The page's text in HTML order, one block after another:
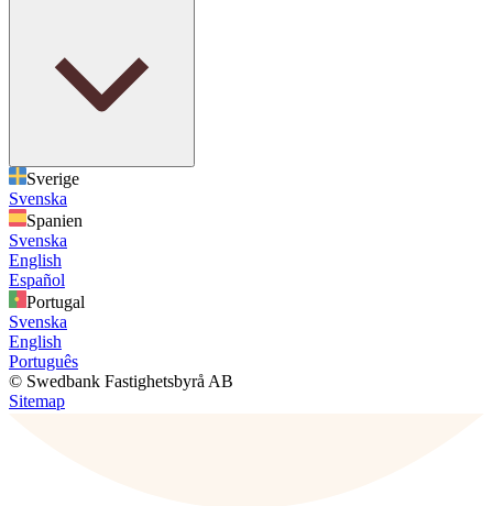
Sverige
Svenska
Spanien
Svenska
English
Español
Portugal
Svenska
English
Português
© Swedbank Fastighetsbyrå AB
Sitemap